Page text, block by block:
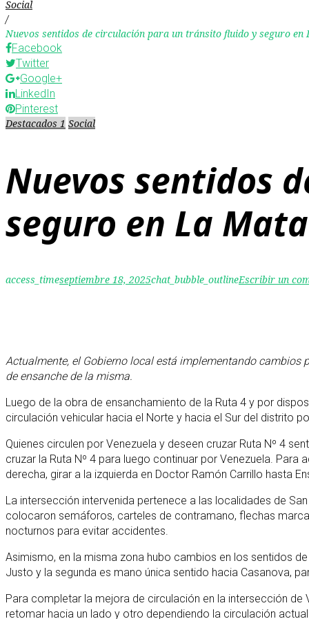
Social
/
Nuevos sentidos de circulación para un tránsito fluido y seguro en
Facebook
Twitter
Google+
LinkedIn
Pinterest
Destacados 1 Social
Nuevos sentidos
seguro en La
access_timeseptiembre 18, 2025chat_bubble_outlineEscribir un
Actualmente, el Gobierno local está implementando cambios
de ensanche de la misma.
Luego de la obra de ensanchamiento de la Ruta 4 y por
circulación vehicular hacia el Norte y hacia el Sur del distrito
Quienes circulen por Venezuela y deseen cruzar Ruta Nº 4
cruzar la Ruta Nº 4 para luego continuar por Venezuela.
derecha, girar a la izquierda en Doctor Ramón Carrillo hasta
La intersección intervenida pertenece a las localidades de
colocaron semáforos, carteles de contramano, flechas
nocturnos para evitar accidentes.
Asimismo, en la misma zona hubo cambios en los sentidos
Justo y la segunda es mano única sentido hacia Casanova,
Para completar la mejora de circulación en la intersección
retomar hacia un lado y otro dependiendo la circulación